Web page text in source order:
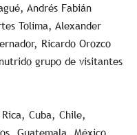
Andrés Fabián
Tolima, Alexander
Ricardo Orozco
grupo de visitantes
Cuba, Chile,
Guatemala, México,